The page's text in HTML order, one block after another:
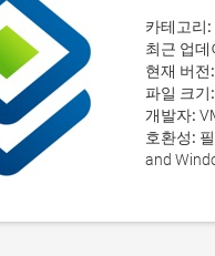
카테고리:
최근 업데
현재 버전:
파일 크기:
개발자:
호환성:
and